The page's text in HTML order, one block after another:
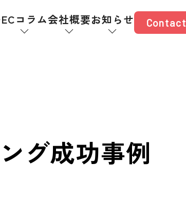
ECコラム会社概要お知らせ Contact
グ成功事例